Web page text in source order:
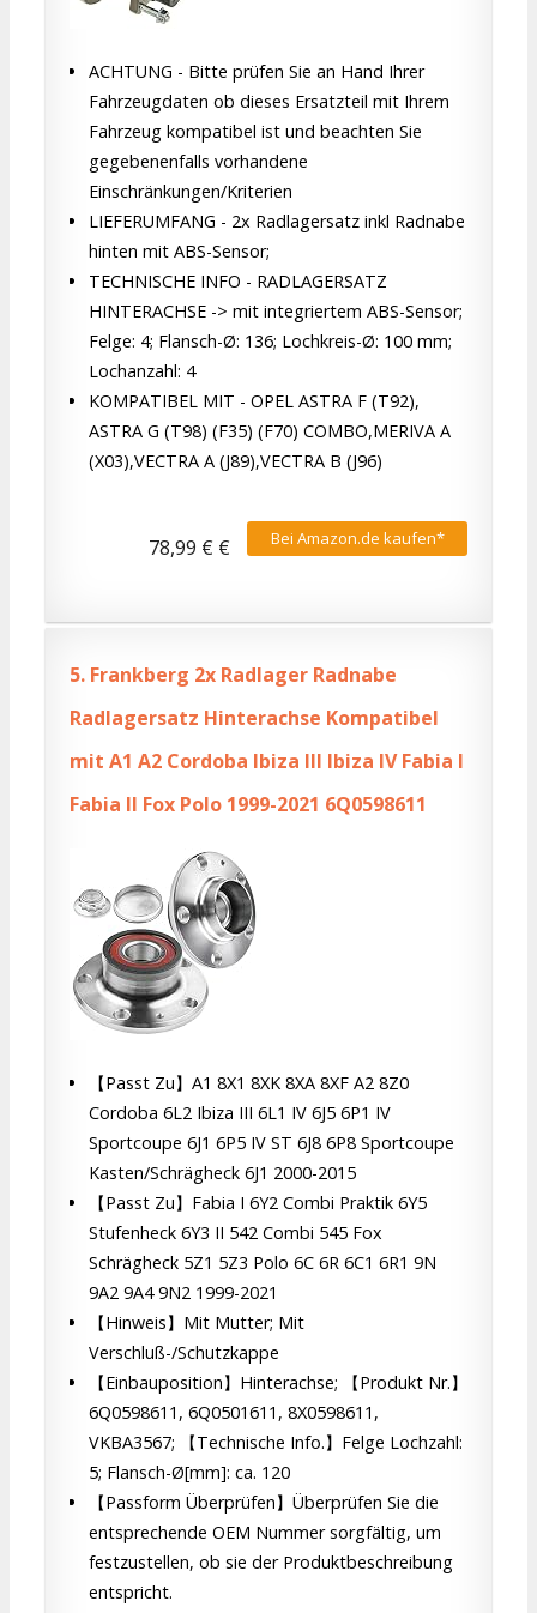
ACHTUNG - Bitte prüfen Sie an Hand Ihrer
Fahrzeugdaten ob dieses Ersatzteil mit Ihrem
Fahrzeug kompatibel ist und beachten Sie
gegebenenfalls vorhandene
Einschränkungen/Kriterien
LIEFERUMFANG - 2x Radlagersatz inkl Radnabe
hinten mit ABS-Sensor;
TECHNISCHE INFO - RADLAGERSATZ
HINTERACHSE -> mit integriertem ABS-Sensor;
Felge: 4; Flansch-Ø: 136; Lochkreis-Ø: 100 mm;
Lochanzahl: 4
KOMPATIBEL MIT - OPEL ASTRA F (T92),
ASTRA G (T98) (F35) (F70) COMBO,MERIVA A
(X03),VECTRA A (J89),VECTRA B (J96)
Bei Amazon.de kaufen*
78,99 € €
5. Frankberg 2x Radlager Radnabe
Radlagersatz Hinterachse Kompatibel
mit A1 A2 Cordoba Ibiza III Ibiza IV Fabia I
Fabia II Fox Polo 1999-2021 6Q0598611
【Passt Zu】A1 8X1 8XK 8XA 8XF A2 8Z0
Cordoba 6L2 Ibiza III 6L1 IV 6J5 6P1 IV
Sportcoupe 6J1 6P5 IV ST 6J8 6P8 Sportcoupe
Kasten/Schrägheck 6J1 2000-2015
【Passt Zu】Fabia I 6Y2 Combi Praktik 6Y5
Stufenheck 6Y3 II 542 Combi 545 Fox
Schrägheck 5Z1 5Z3 Polo 6C 6R 6C1 6R1 9N
9A2 9A4 9N2 1999-2021
【Hinweis】Mit Mutter; Mit
Verschluß-/Schutzkappe
【Einbauposition】Hinterachse; 【Produkt Nr.】
6Q0598611, 6Q0501611, 8X0598611,
VKBA3567; 【Technische Info.】Felge Lochzahl:
5; Flansch-Ø[mm]: ca. 120
【Passform Überprüfen】Überprüfen Sie die
entsprechende OEM Nummer sorgfältig, um
festzustellen, ob sie der Produktbeschreibung
entspricht.